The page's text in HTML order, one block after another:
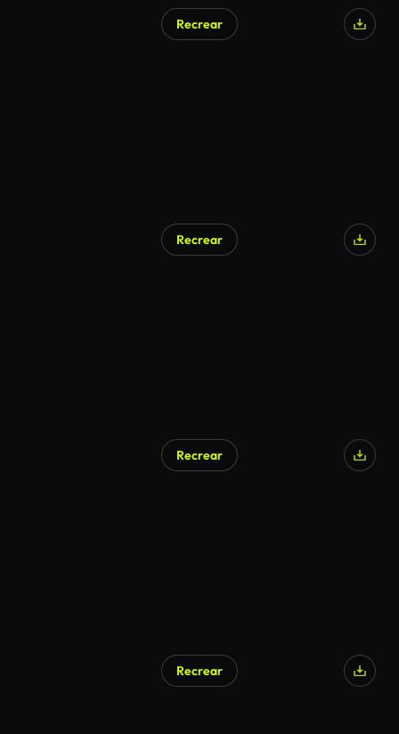
Recrear
Recrear
Recrear
Recrear